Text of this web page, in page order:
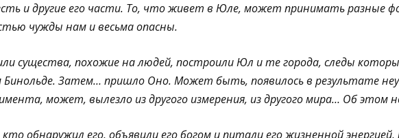
и другие его части. То, что живет в Юле, может принимать разные
чужды нам и весьма опасны.
существа, похожие на людей, построили Юл и те города, следы
Затем… пришло Оно. Может быть, появилось в результате
может, вылезло из другого измерения, из другого мира… Об этом
обнаружил его, объявили его богом и питали его жизненной энергией,